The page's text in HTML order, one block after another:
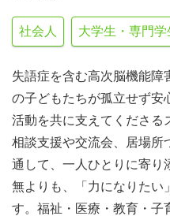
社会人 大学生・専門学
失語症を含む高次脳機能障
の子どもたちが孤立せず安
活動を共に支えてくださる
相談支援や交流会、居場所
通して、一人ひとりに寄り
無よりも、「力になりたい
す。福祉・医療・教育・子